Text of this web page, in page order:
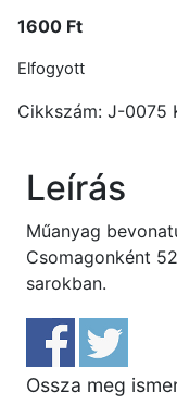
1600 Ft
Elfogyott
Cikkszám: J-0075
Leírás
Műanyag
Csomagonként
sarokban.
Ossza meg